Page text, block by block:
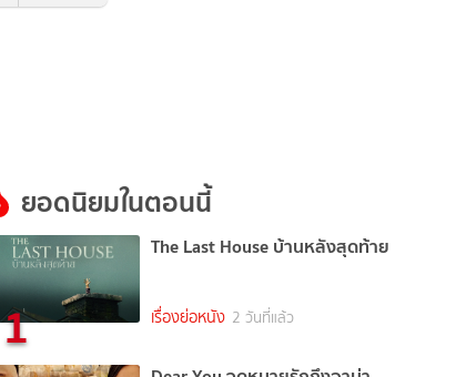
ยอดนิยมในตอนนี้
1
The Last House บ้านหลังสุดท้าย
เรื่องย่อหนัง 2 วันที่แล้ว